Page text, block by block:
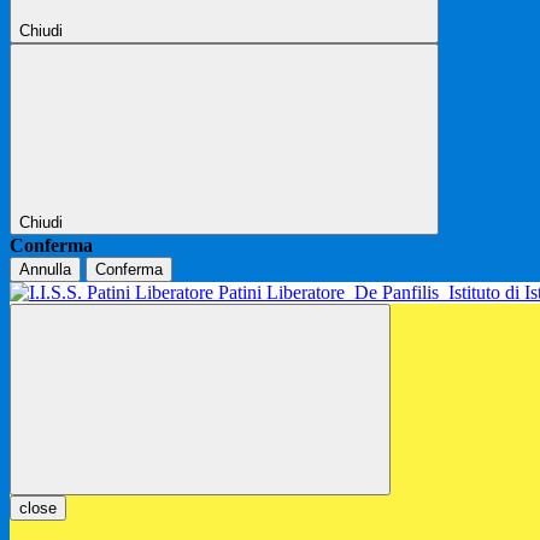
Chiudi
Chiudi
Conferma
Annulla Conferma
Patini Liberatore De Panfilis Istituto di
close